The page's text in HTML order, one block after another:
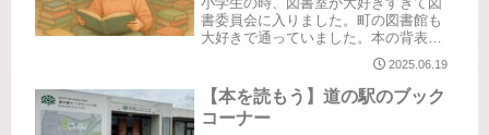
書委員会に入りました。町の図書館も
大好きで通っていました。本の背表紙
の内側に付いているポケットに貸出表
が入っていて、貸出・返却の一連の流
れが好きでした。書いたりスタンプ押
したり…は今でも好きです。（理屈で
は...
2025.06.19
【本を読もう】道の駅のブック
コーナー